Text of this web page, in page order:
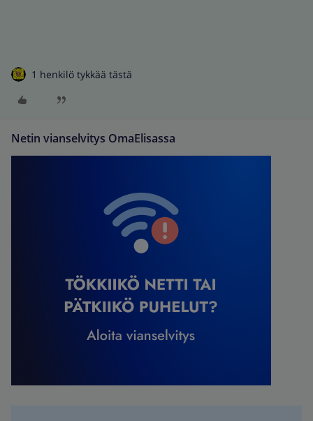
1 henkilö tykkää tästä
Netin vianselvitys OmaElisassa